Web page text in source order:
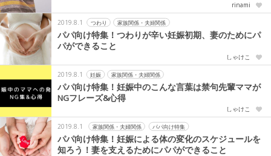
rinami
2019.8.1 つわり 家族関係・夫婦関係
パパ向け特集！つわりが辛い妊娠初期、妻のためにパ
パができること
しゃけこ
2019.8.1 妊娠 家族関係・夫婦関係
パパ向け特集！妊娠中のこんな言葉は禁句先輩ママが
NGフレーズ&心得
しゃけこ
2019.8.1 家族関係・夫婦関係 パパ向け特集
パパ向け特集！妊娠による体の変化のスケジュールを
知ろう！妻を支えるためにパパができること